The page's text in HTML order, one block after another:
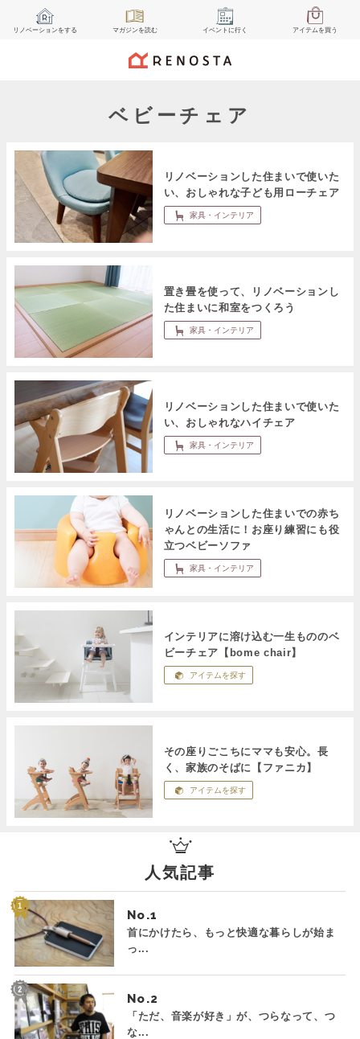
リノベーションをする マガジンを読む イベント に行く アイテムを買う
ベビーチェア
リノベーションした住まいで使いた
い、おしゃれな子ども用ローチェア
家具・インテリア
置き畳を使って、リノベーションし
た住まいに和室をつくろう
家具・インテリア
リノベーションした住まいで使いた
い、おしゃれなハイチェア
家具・インテリア
リノベーションした住まいでの赤ち
ゃんとの生活に！お座り練習にも役
立つベビーソファ
家具・インテリア
インテリアに溶け込む一生もののベ
ビーチェア【bome chair】
アイテムを探す
その座りごこちにママも安心。長
く、家族のそばに【ファニカ】
アイテムを探す
人気記事
No.
首にかけたら、もっと快適な暮らしが始ま
っ...
No.
「ただ、音楽が好き」が、つらなって、つ
な...